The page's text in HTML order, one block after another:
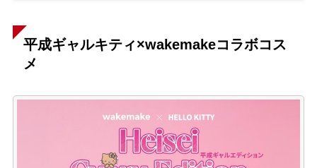
平成ギャルキティ×wakemakeコラボコス
メ